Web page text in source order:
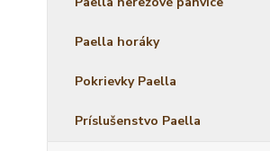
Paella horáky
Pokrievky Paella
Príslušenstvo Paella